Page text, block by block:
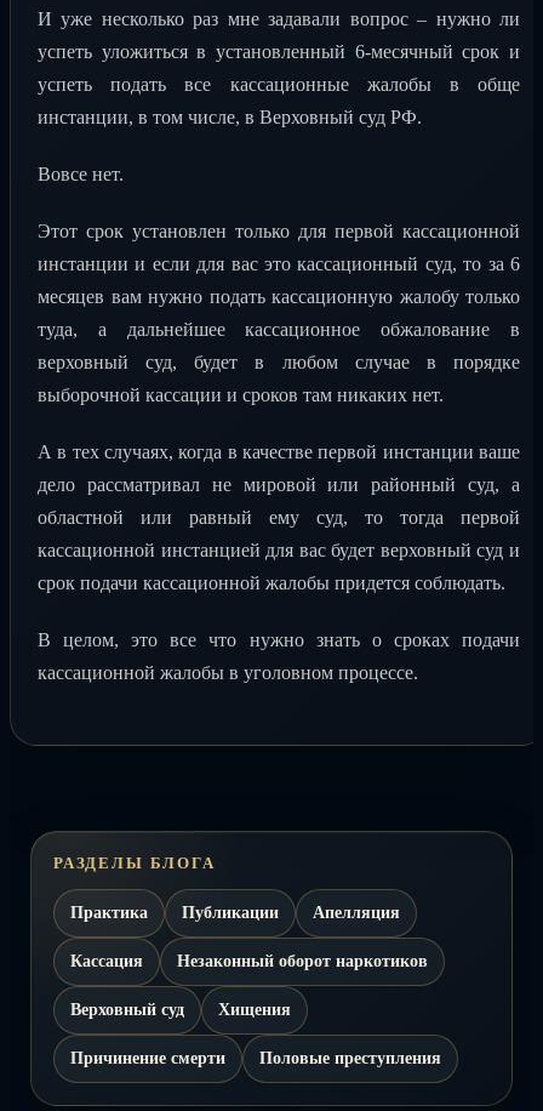
И уже несколько раз мне задавали вопрос – нужно ли
успеть уложиться в установленный 6-месячный срок и
успеть подать все кассационные жалобы в обще
инстанции, в том числе, в Верховный суд РФ.
Вовсе нет.
Этот срок установлен только для первой кассационной
инстанции и если для вас это кассационный суд, то за 6
месяцев вам нужно подать кассационную жалобу только
туда, а дальнейшее кассационное обжалование в
верховный суд, будет в любом случае в порядке
выборочной кассации и сроков там никаких нет.
А в тех случаях, когда в качестве первой инстанции ваше
дело рассматривал не мировой или районный суд, а
областной или равный ему суд, то тогда первой
кассационной инстанцией для вас будет верховный суд и
срок подачи кассационной жалобы придется соблюдать.
В целом, это все что нужно знать о сроках подачи
кассационной жалобы в уголовном процессе.
РАЗДЕЛЫ БЛОГА
Практика Публикации Апелляция
Кассация Незаконный оборот наркотиков
Верховный суд Хищения
Причинение смерти Половые преступления